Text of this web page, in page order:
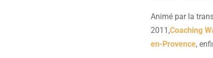
Animé par la
2011,Coaching
en-Provence,